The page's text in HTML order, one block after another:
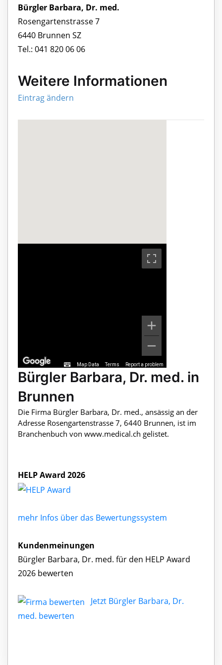
Bürgler Barbara, Dr. med.
Rosengartenstrasse 7
6440 Brunnen SZ
Tel.: 041 820 06 06
Weitere Informationen
Eintrag ändern
Map Data Terms Report a problem
Bürgler Barbara, Dr. med. in
Brunnen
Die Firma Bürgler Barbara, Dr. med., ansässig an der
Adresse Rosengartenstrasse 7, 6440 Brunnen, ist im
Branchenbuch von www.medical.ch gelistet.
HELP Award 2026
mehr Infos über das Bewertungssystem
Kundenmeinungen
Bürgler Barbara, Dr. med. für den HELP Award
2026 bewerten
Jetzt Bürgler Barbara, Dr.
med. bewerten